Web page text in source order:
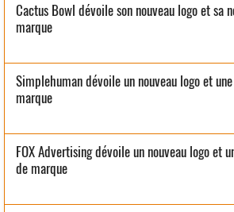
Cactus Bowl dévoile son nouveau logo et sa
marque
Simplehuman dévoile un nouveau logo et
marque
FOX Advertising dévoile un nouveau logo et
de marque